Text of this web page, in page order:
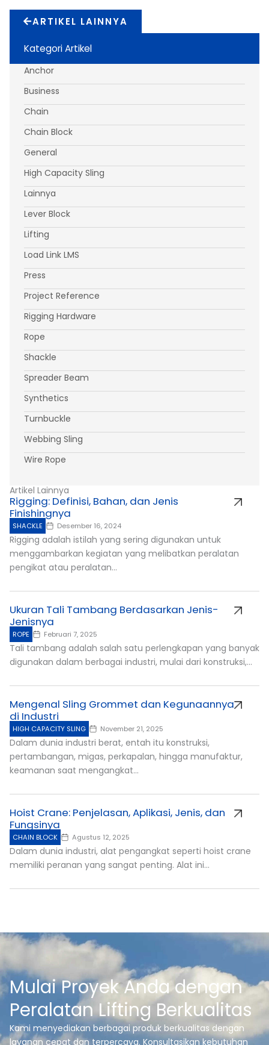
ARTIKEL LAINNYA
Kategori Artikel
Anchor
Business
Chain
Chain Block
General
High Capacity Sling
Lainnya
Lever Block
Lifting
Load Link LMS
Press
Project Reference
Rigging Hardware
Rope
Shackle
Spreader Beam
Synthetics
Turnbuckle
Webbing Sling
Wire Rope
Artikel Lainnya
Rigging: Definisi, Bahan, dan Jenis
Finishingnya
SHACKLE Desember 16, 2024
Rigging adalah istilah yang sering digunakan untuk
menggambarkan kegiatan yang melibatkan peralatan
pengikat atau peralatan...
Ukuran Tali Tambang Berdasarkan Jenis-
Jenisnya
ROPE Februari 7, 2025
Tali tambang adalah salah satu perlengkapan yang banyak
digunakan dalam berbagai industri, mulai dari konstruksi,...
Mengenal Sling Grommet dan Kegunaannya
di Industri
HIGH CAPACITY SLING November 21, 2025
Dalam dunia industri berat, entah itu konstruksi,
pertambangan, migas, perkapalan, hingga manufaktur,
keamanan saat mengangkat...
Hoist Crane: Penjelasan, Aplikasi, Jenis, dan
Fungsinya
CHAIN BLOCK Agustus 12, 2025
Dalam dunia industri, alat pengangkat seperti hoist crane
memiliki peranan yang sangat penting. Alat ini...
Mulai Proyek Anda dengan
Peralatan Lifting Berkualitas
Kami menyediakan berbagai produk berkualitas dengan
layanan cepat dan terpercaya. Konsultasikan kebutuhan